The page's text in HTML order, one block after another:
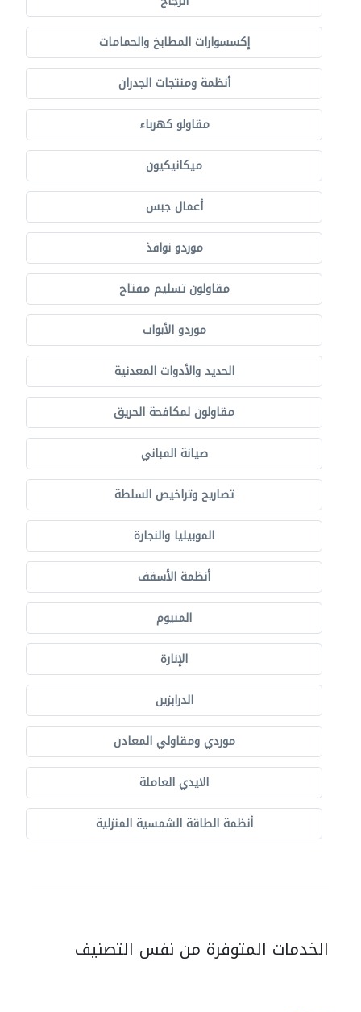
إكسسوارات المطابخ والحمامات
أنظمة ومنتجات الجدران
مقاولو كهرباء
ميكانيكيون
أعمال جبس
موردو نوافذ
مقاولون تسليم مفتاح
موردو الأبواب
الحديد والأدوات المعدنية
مقاولون لمكافحة الحريق
صيانة المباني
تصاريح وتراخيص السلطة
الموبيليا والنجارة
أنظمة الأسقف
المنيوم
الإنارة
الدرابزين
موردي ومقاولي المعادن
الايدي العاملة
أنظمة الطاقة الشمسية المنزلية
الخدمات المتوفرة من نفس التصنيف